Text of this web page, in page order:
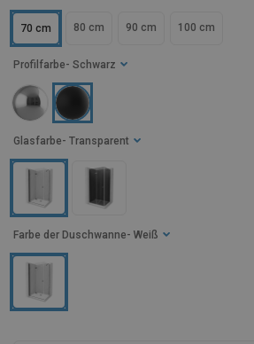
70 cm 80 cm 90 cm 100 cm
Glasfarbe - Transparent
Profilfarbe - Schwarz
Farbe der Duschwanne - Weiß